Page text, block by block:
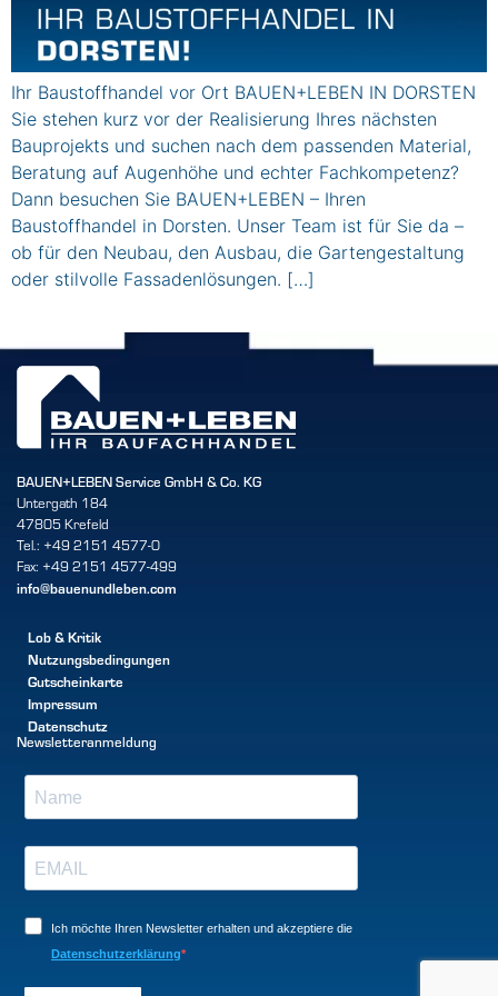
Ihr Baustoffhandel vor Ort BAUEN+LEBEN IN DORSTEN
Sie stehen kurz vor der Realisierung Ihres nächsten
Bauprojekts und suchen nach dem passenden Material,
Beratung auf Augenhöhe und echter Fachkompetenz?
Dann besuchen Sie BAUEN+LEBEN – Ihren
Baustoffhandel in Dorsten. Unser Team ist für Sie da –
ob für den Neubau, den Ausbau, die Gartengestaltung
oder stilvolle Fassadenlösungen. […]
BAUEN+LEBEN Service GmbH & Co. KG
Untergath 184
47805 Krefeld
Tel.: +49 2151 4577-0
Fax: +49 2151 4577-499
info@bauenundleben.com
Lob & Kritik
Nutzungsbedingungen
Gutscheinkarte
Impressum
Datenschutz
Newsletteranmeldung
Ich möchte Ihren Newsletter erhalten und akzeptiere die
Datenschutzerklärung